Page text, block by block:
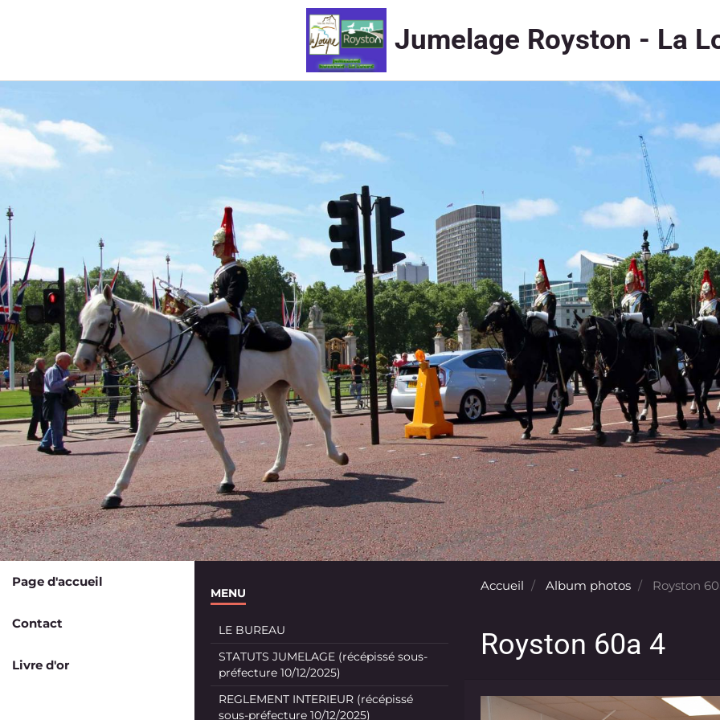
Jumelage Royston - La
Page d'accueil
Contact
Livre d'or
Accueil Album photos Royston
Royston 60a 4
MENU
LE BUREAU
STATUTS JUMELAGE (récépissé sous-
préfecture 10/12/2025)
REGLEMENT INTERIEUR (récépissé
sous-préfecture 10/12/2025)